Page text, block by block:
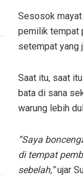
Sesosok
pemilik tempat
setempat yang
Saat itu, saat
bata di sana
warung lebih
“Saya
di tempat
sebelah,”ujar